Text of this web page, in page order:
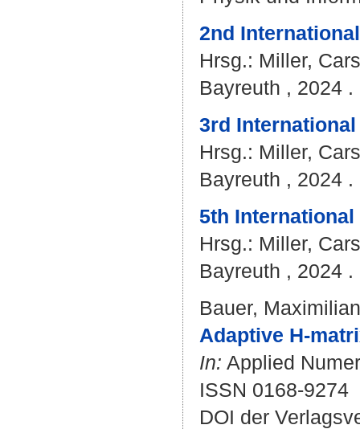
2nd
Hrsg.: Miller,
Bayreuth , 2024
3rd
Hrsg.: Miller,
Bayreuth , 2024
5th
Hrsg.: Miller,
Bayreuth , 2024
Bauer, Maximilian
Adaptive H-
In: Applied
ISSN 0168-9274
DOI der